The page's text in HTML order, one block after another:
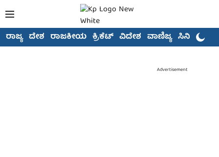
ರಾಜ್ಯ ದೇಶ ರಾಜಕೀಯ ಕ್ರಿಕೆಟ್ ವಿದೇಶ ವಾಣಿಜ್ಯ ಸಿನಿಮಾ
Advertisement